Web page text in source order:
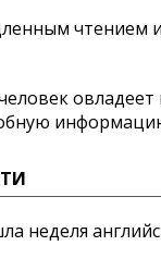
чтением
неделя